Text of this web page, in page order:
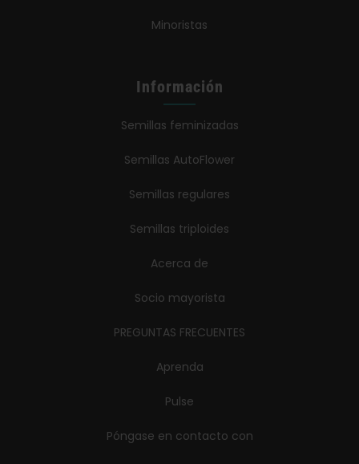
Minoristas
Información
Semillas feminizadas
Semillas AutoFlower
Semillas regulares
Semillas triploides
Acerca de
Socio mayorista
PREGUNTAS FRECUENTES
Aprenda
Pulse
Póngase en contacto con